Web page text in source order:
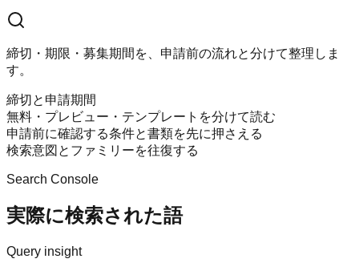
締切・期限・募集期間を、申請前の流れと分けて整理しま
す。
締切と申請期間
無料・プレビュー・テンプレートを分けて読む
申請前に確認する条件と書類を先に押さえる
検索意図とファミリーを往復する
Search Console
実際に検索された語
Query insight